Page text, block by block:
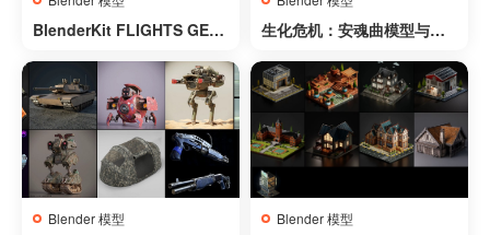
BlenderKit FLIGHTS GEA
FLIGHTS GEAR Aircrafts
Full Collection
生化危机：安魂曲模型与资
uiem Models and Assets
Collection
Blender 模型 Blender 模型